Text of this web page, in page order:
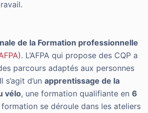
de la Formation professionnelle
). L’AFPA qui propose des CQP a
parcours adaptés aux personnes
d’un apprentissage de la
vélo, une formation qualifiante en 6
formation se déroule dans les ateliers